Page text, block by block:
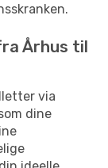
Århus til
via
dine